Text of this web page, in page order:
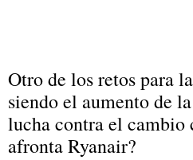
Otro de los retos para
siendo el aumento de
lucha contra el
afronta Ryanair?